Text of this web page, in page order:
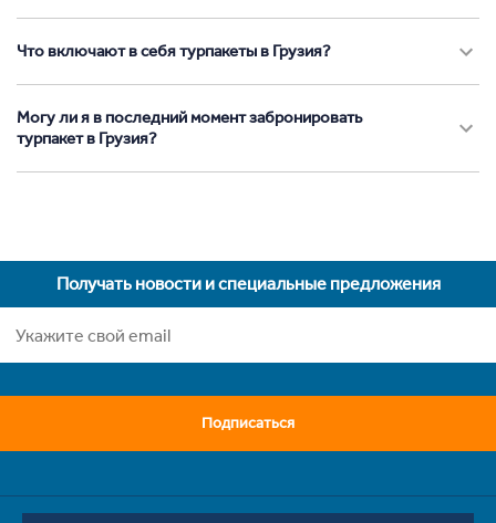
Что включают в себя турпакеты в Грузия?
Могу ли я в последний момент забронировать
турпакет в Грузия?
Получать новости и специальные предложения
Подписаться